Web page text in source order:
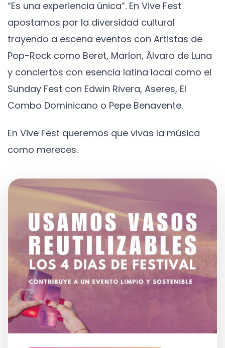
“Es una experiencia única”. En Vive Fest
apostamos por la diversidad cultural
trayendo a escena eventos con Artistas de
Pop-Rock como Beret, Marlon, Álvaro de Luna
y conciertos con esencia latina local como el
Sunday Fest con Edwin Rivera, Aseres, El
Combo Dominicano o Pepe Benavente.
En Vive Fest queremos que vivas la música
como mereces.